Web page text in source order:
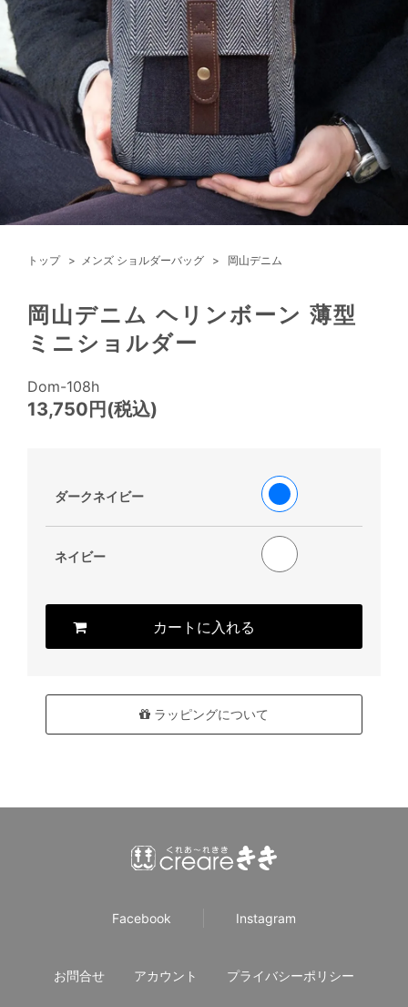
トップ メンズ ショルダーバッグ 岡山デニム
岡山デニム ヘリンボーン 薄型
ミニショルダー
Dom-108h
13,750円(税込)
ダークネイビー
ネイビー
カートに入れる
ラッピングについて
Facebook Instagram
お問合せ アカウント プライバシーポリシー